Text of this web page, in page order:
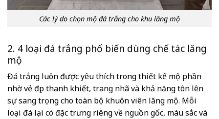
Các lý do chọn mộ đá trắng cho khu lăng mộ
2. 4 loại đá trắng phổ biến dùng chế tác lăng
mộ
Đá trắng luôn được yêu thích trong thiết kế mộ phần
nhờ vẻ đẹp thanh khiết, trang nhã và khả năng tôn lên
sự sang trọng cho toàn bộ khuôn viên lăng mộ. Mỗi
loại đá lại có đặc trưng riêng về nguồn gốc, màu sắc và